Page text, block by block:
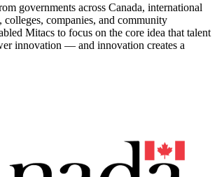
governments across Canada, international
colleges, companies, and community
Mitacs to focus on the core idea that talent
innovation — and innovation creates a